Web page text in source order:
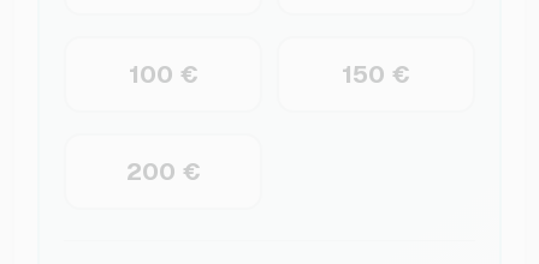
100 € 150 €
200 €